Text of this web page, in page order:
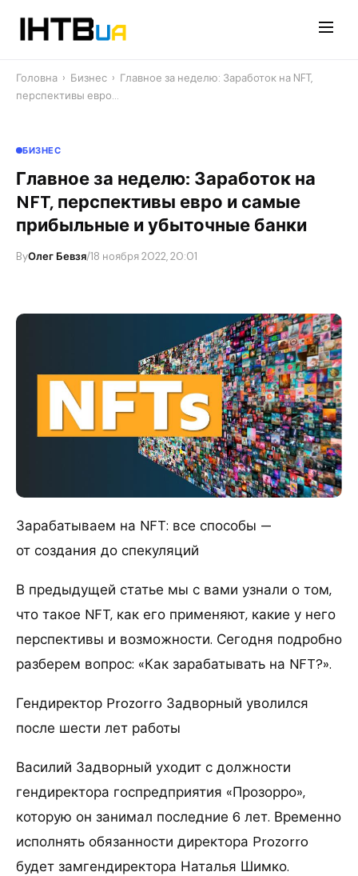
Головна › Бизнес › Главное за неделю: Заработок на NFT,
перспективы евро…
БИЗНЕС
Главное за неделю: Заработок на
NFT, перспективы евро и самые
прибыльные и убыточные банки
ByОлег Бевзя/18 ноября 2022, 20:01
Зарабатываем на NFT: все способы —
от создания до спекуляций
В предыдущей статье мы с вами узнали о том,
что такое NFT, как его применяют, какие у него
перспективы и возможности. Сегодня подробно
разберем вопрос: «Как зарабатывать на NFT?».
Гендиректор Prozorro Задворный уволился
после шести лет работы
Василий Задворный уходит с должности
гендиректора госпредприятия «Прозорро»,
которую он занимал последние 6 лет. Временно
исполнять обязанности директора Prozorro
будет замгендиректора Наталья Шимко.